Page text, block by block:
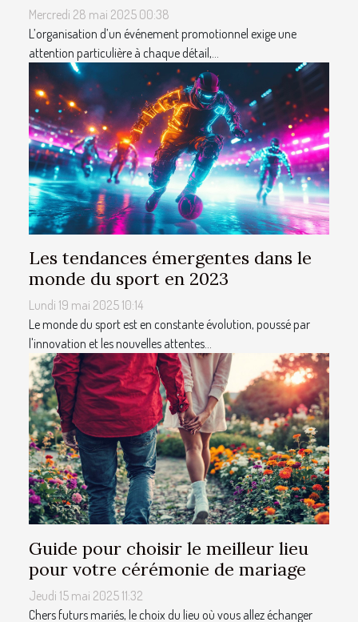
Mercredi 28 mai 2025 00:38
L’organisation d’un événement promotionnel exige une
attention particulière à chaque détail,...
Les tendances émergentes dans le
monde du sport en 2023
Lundi 19 mai 2025 10:14
Le monde du sport est en constante évolution, poussé par
l'innovation et les nouvelles attentes...
Guide pour choisir le meilleur lieu
pour votre cérémonie de mariage
Jeudi 15 mai 2025 11:32
Chers futurs mariés, le choix du lieu où vous allez échanger